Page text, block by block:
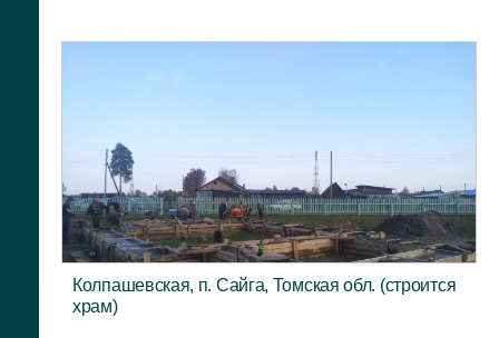
Колпашевская, п. Сайга, Томская обл. (строится
храм)